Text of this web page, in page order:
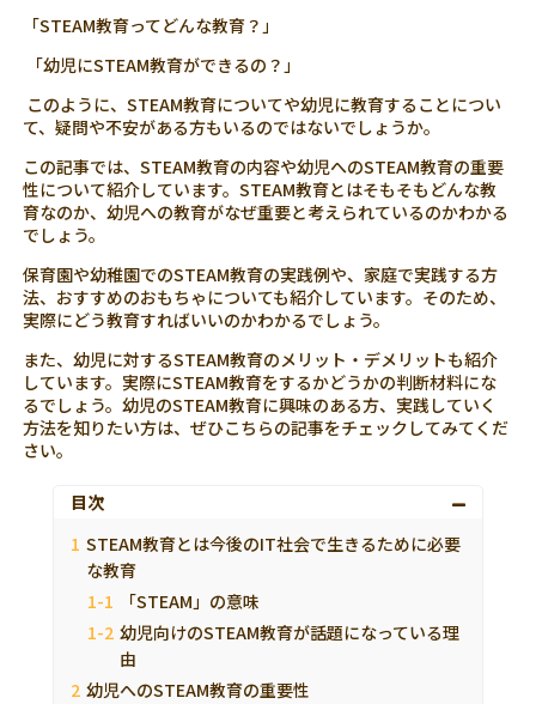
「STEAM教育ってどんな教育？」
「幼児にSTEAM教育ができるの？」
このように、STEAM教育についてや幼児に教育することについ
て、疑問や不安がある方もいるのではないでしょうか。
この記事では、STEAM教育の内容や幼児へのSTEAM教育の重要
性について紹介しています。STEAM教育とはそもそもどんな教
育なのか、幼児への教育がなぜ重要と考えられているのかわかる
でしょう。
保育園や幼稚園でのSTEAM教育の実践例や、家庭で実践する方
法、おすすめのおもちゃについても紹介しています。そのため、
実際にどう教育すればいいのかわかるでしょう。
また、幼児に対するSTEAM教育のメリット・デメリットも紹介
しています。実際にSTEAM教育をするかどうかの判断材料にな
るでしょう。幼児のSTEAM教育に興味のある方、実践していく
方法を知りたい方は、ぜひこちらの記事をチェックしてみてくだ
さい。
目次
STEAM教育とは今後のIT社会で生きるために必要
な教育
「STEAM」の意味
幼児向けのSTEAM教育が話題になっている理
由
幼児へのSTEAM教育の重要性